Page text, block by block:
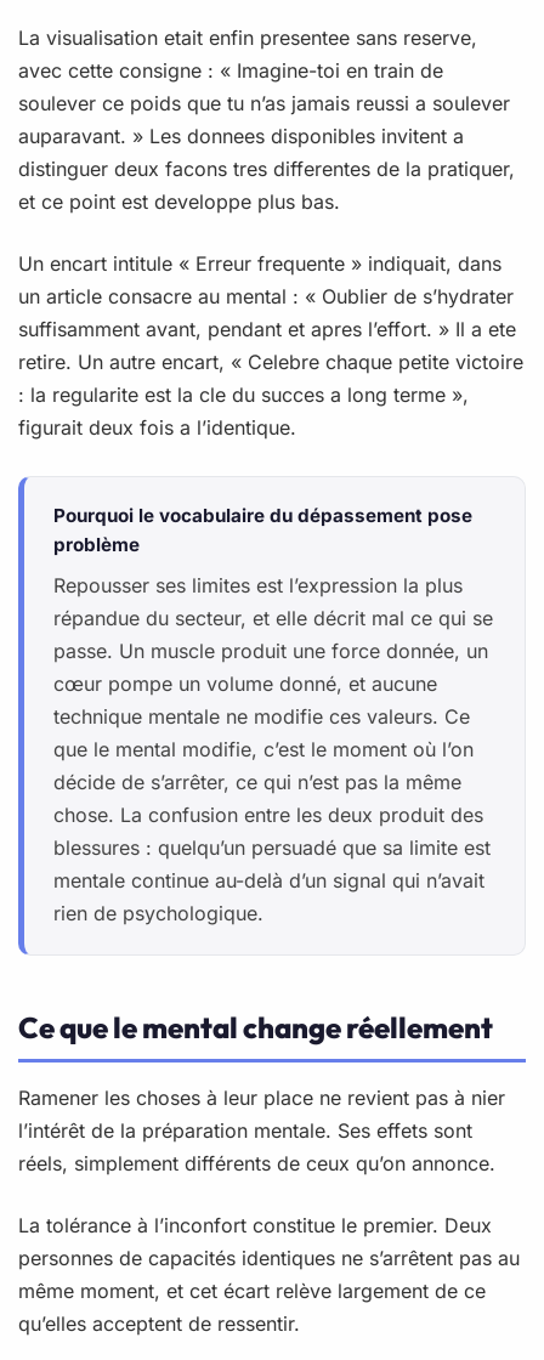
La visualisation etait enfin presentee sans reserve,
avec cette consigne : « Imagine-toi en train de
soulever ce poids que tu n’as jamais reussi a soulever
auparavant. » Les donnees disponibles invitent a
distinguer deux facons tres differentes de la pratiquer,
et ce point est developpe plus bas.
Un encart intitule « Erreur frequente » indiquait, dans
un article consacre au mental : « Oublier de s’hydrater
suffisamment avant, pendant et apres l’effort. » Il a ete
retire. Un autre encart, « Celebre chaque petite victoire
: la regularite est la cle du succes a long terme »,
figurait deux fois a l’identique.
Pourquoi le vocabulaire du dépassement pose
problème
Repousser ses limites est l’expression la plus
répandue du secteur, et elle décrit mal ce qui se
passe. Un muscle produit une force donnée, un
cœur pompe un volume donné, et aucune
technique mentale ne modifie ces valeurs. Ce
que le mental modifie, c’est le moment où l’on
décide de s’arrêter, ce qui n’est pas la même
chose. La confusion entre les deux produit des
blessures : quelqu’un persuadé que sa limite est
mentale continue au-delà d’un signal qui n’avait
rien de psychologique.
Ce que le mental change réellement
Ramener les choses à leur place ne revient pas à nier
l’intérêt de la préparation mentale. Ses effets sont
réels, simplement différents de ceux qu’on annonce.
La tolérance à l’inconfort constitue le premier. Deux
personnes de capacités identiques ne s’arrêtent pas au
même moment, et cet écart relève largement de ce
qu’elles acceptent de ressentir.